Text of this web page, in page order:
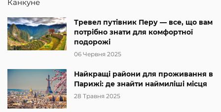
Тревел путівник Перу — все, що вам
потрібно знати для комфортної
подорожі
06 Червня 2025
Найкращі райони для проживання в
Парижі: де знайти наймиліші місця
28 Травня 2025